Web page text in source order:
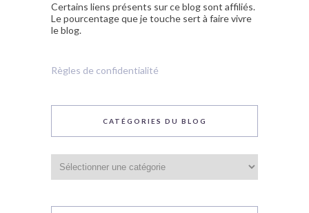
Certains liens présents sur ce blog sont affiliés.
Le pourcentage que je touche sert à faire vivre
le blog.
Règles de confidentialité
CATÉGORIES DU BLOG
du
blog